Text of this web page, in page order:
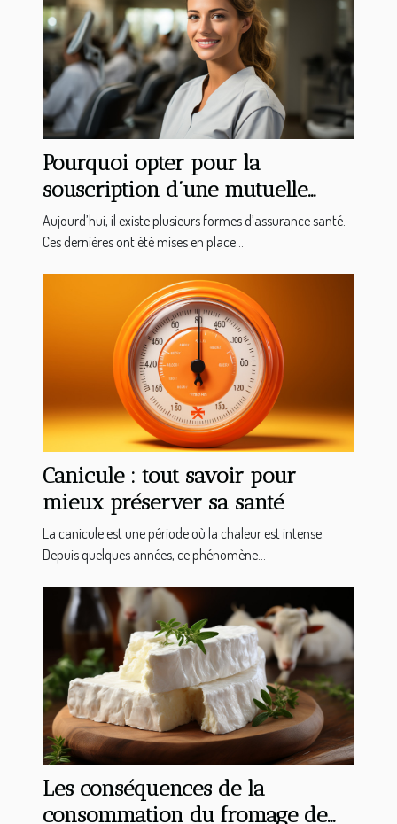
Pourquoi opter pour la
souscription d’une mutuelle
dentaire ?
Aujourd’hui, il existe plusieurs formes d’assurance santé.
Ces dernières ont été mises en place...
Canicule : tout savoir pour
mieux préserver sa santé
La canicule est une période où la chaleur est intense.
Depuis quelques années, ce phénomène...
Les conséquences de la
consommation du fromage de